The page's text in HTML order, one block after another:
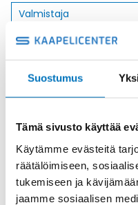
Suostumus
Tämä sivusto käyttää
Käytämme evästeitä
räätälöimiseen,
tukemiseen ja
jaamme sosiaalisen
Valmistaja
Korkeus H
Kierteen Pituus Gl
Tuotenimi/Malli
Materiaali
Kierre
Ulkokierre Ag
Normen